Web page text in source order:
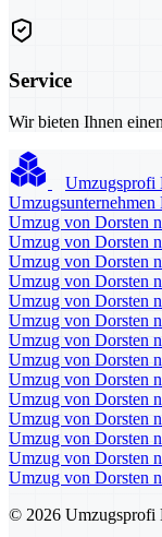
Service
Wir bieten Ihnen
Umzugsprofi
Umzugsunternehmen
Umzug von Dorsten
Umzug von Dorsten
Umzug von Dorsten
Umzug von Dorsten
Umzug von Dorsten
Umzug von Dorsten
Umzug von Dorsten
Umzug von Dorsten
Umzug von Dorsten
Umzug von Dorsten
Umzug von Dorsten
Umzug von Dorsten
Umzug von Dorsten
Umzug von Dorsten
© 2026 Umzugsprofi